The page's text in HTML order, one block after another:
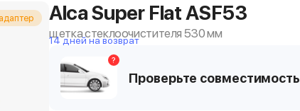
Alca Super Flat ASF53
щетка стеклоочистителя 530 мм
14 дней на возврат
Проверьте совместимость
?